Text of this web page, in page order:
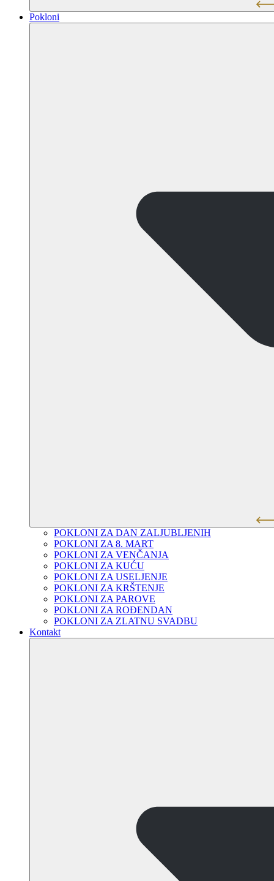
Pokloni
POKLONI ZA DAN ZALJUBLJENIH
POKLONI ZA 8. MART
POKLONI ZA VENČANJA
POKLONI ZA KUĆU
POKLONI ZA USELJENJE
POKLONI ZA KRŠTENJE
POKLONI ZA PAROVE
POKLONI ZA ROĐENDAN
POKLONI ZA ZLATNU SVADBU
Kontakt